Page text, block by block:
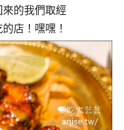
的我們取經
店！嘿嘿！